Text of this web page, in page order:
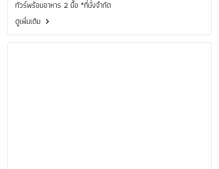
ทัวร์พร้อมอาหาร 2 มื้อ *ที่นั่งจำกัด
ดูเพิ่มเติม